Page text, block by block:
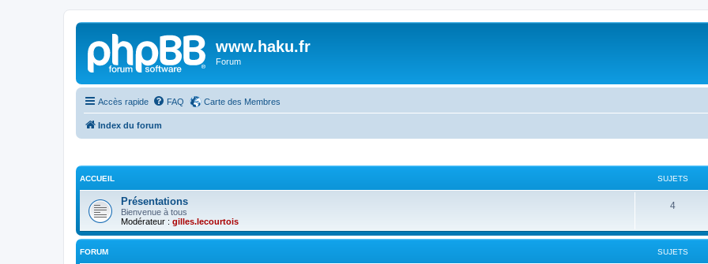
www.haku.fr
Forum
Accès rapide FAQ Carte des Membres
Index du forum
ACCUEIL SUJETS
Présentations
Bienvenue à tous
Modérateur : gilles.lecourtois
4
FORUM SUJETS